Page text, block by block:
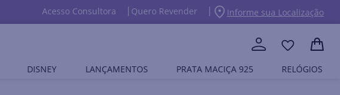
Acesso Consultora Quero Revender Informe sua Localização
DISNEY LANÇAMENTOS PRATA MACIÇA 925 RELÓGIOS